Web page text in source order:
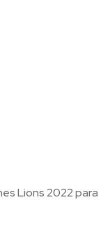
Lions 2022 para